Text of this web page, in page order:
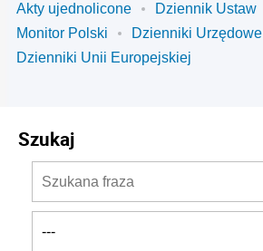
Akty ujednolicone
Dziennik Ustaw
Monitor Polski
Dzienniki Urzędowe
Dzienniki Unii Europejskiej
Szukaj